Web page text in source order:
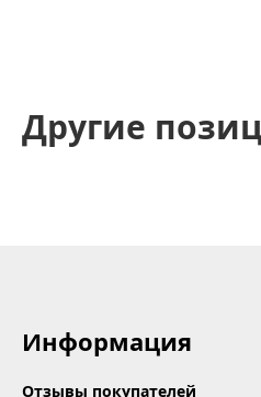
Другие
Информация
Отзывы покупателей